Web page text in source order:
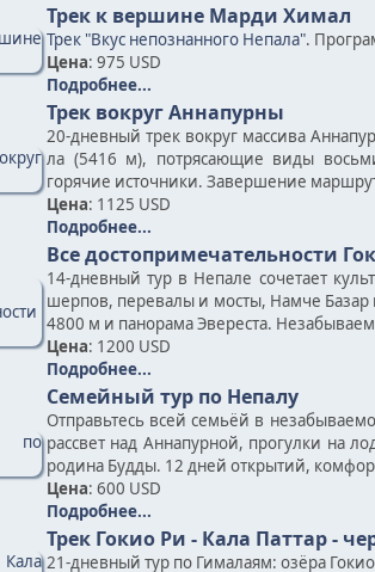
Трек к вершине Марди Химал
Трек "Вкус непознанного Непала".
Цена: 975 USD
Подробнее...
Трек вокруг Аннапурны
20-дневный трек вокруг массива
ла (5416 м), потрясающие виды
горячие источники. Завершение
Цена: 1125 USD
Подробнее...
Все достопримечательности
14-дневный тур в Непале сочетает
шерпов, перевалы и мосты, Намче
4800 м и панорама Эвереста.
Цена: 1200 USD
Подробнее...
Семейный тур по Непалу
Отправьтесь всей семьёй в
рассвет над Аннапурной, прогулки на
родина Будды. 12 дней открытий,
Цена: 600 USD
Подробнее...
Трек Гокио Ри - Кала Паттар -
21-дневный тур по Гималаям: озёра